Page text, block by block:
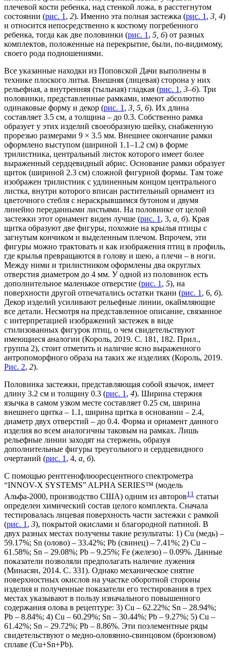
плечевой кости ребенка, над стенкой ложа, в расстегнутом
состоянии (рис. 1 , 2). Именно эта полная застежка (рис. 1 , 3, 4)
и относится непосредственно к костюму погребенного
ребенка, тогда как две половинки (рис. 1 , 5, 6) от разных
комплектов, положенные на перекрытие, были, по-видимому,
своего рода подношениями.
Все указанные находки из Поповской Дачи выполнены в
технике плоского литья. Внешняя (лицевая) сторона у них
рельефная, а внутренняя (тыльная) гладкая (рис. 1 , 3–6). Три
половинки, представленные рамками, имеют абсолютно
одинаковые форму и декор (рис. 1 , 3, 5, 6). Их длина
составляет 3.5 см, а толщина – до 0.3. Собственно рамка
образует у этих изделий своеобразную шейку, снабженную
прорезью размерами 9 × 3.5 мм. Внешнее окончание рамки
оформлено выступом (шириной 1.1–1.2 см) в форме
трилистника, центральный листок которого имеет более
выраженный сердцевидный абрис. Основание рамки образует
щиток (шириной 2.3 см) сложной фигурной формы. Там тоже
изображен трилистник с удлиненным концом центрального
листка, внутри которого вписан растительный орнамент из
цветочного стебля с нераскрывшимся бутоном и двумя
линейно переданными листьями. На половинке от целой
застежки этот орнамент виден лучше (рис. 1 , 3, а, б). Края
щитка образуют две фигуры, похожие на крылья птицы с
загнутым кончиком и выделенным плечом. Впрочем, эти
фигуры можно трактовать и как изображения птиц в профиль,
где крылья превращаются в голову и шею, а плечи – в ноги.
Между ними и трилистником оформлены два округлых
отверстия диаметром до 4 мм. У одной из половинок есть
дополнительное маленькое отверстие (рис. 1 , 5), на
поверхности другой отпечатались остатки ткани (рис. 1 , 6, б).
Декор изделий усиливают рельефные линии, окаймляющие
все детали. Несмотря на представленное описание, связанное
с интерпретацией изображений застежек в виде
стилизованных фигурок птиц, о чем свидетельствуют
имеющиеся аналогии (Король, 2019. С. 181, 182. Прил.,
группа 2), стоит отметить и наличие ясно выраженного
антропоморфного образа на таких же изделиях (Король, 2019.
Рис. 2, 2).
Половинка застежки, представляющая собой язычок, имеет
длину 3.2 см и толщину 0.3 (рис. 1 , 4). Ширина стержня
язычка в самом узком месте составляет 0.25 см, ширина
внешнего щитка – 1.1, ширина щитка в основании – 2.4,
диаметр двух отверстий – до 0.4. Форма и орнамент данного
изделия во всем аналогичны таковым на рамках. Лишь
рельефные линии заходят на стержень, образуя
дополнительные фигуры треугольного и сердцевидного
очертаний (рис. 1 , 4, а, б).
С помощью рентгенофлюоресцентного спектрометра
“INNOV-Х SYSTEMS” ALPHA SERIES™ (модель
Альфа-2000, производство США) одним из авторов1 1 статьи
определен химический состав целого комплекта. Сначала
тестировалась лицевая поверхность части застежки с рамкой
(рис. 1 , 3), покрытой окислами и благородной патиной. В
двух разных местах получены такие результаты: 1) Cu (медь) –
59.17%; Sn (олово) – 33.42%; Pb (свинец) – 7.41%; 2) Cu –
61.58%; Sn – 29.08%; Pb – 9.25%; Fe (железо) – 0.09%. Данные
показатели позволяли предполагать наличие лужения
(Минасян, 2014. С. 331). Однако механическое снятие
поверхностных окислов на участке оборотной стороны
изделия и полученные показатели его тестирования в трех
местах указывают в пользу изначального повышенного
содержания олова в рецептуре: 3) Cu – 62.22%; Sn – 28.94%;
Pb – 8.84%; 4) Cu – 60.29%; Sn – 30.44%; Pb – 9.27%; 5) Cu –
61.42%; Sn – 29.72%; Pb – 8.86%. Эти поэлементные ряды
свидетельствуют о медно-оловянно-свинцовом (бронзовом)
сплаве (Cu+Sn+Pb).